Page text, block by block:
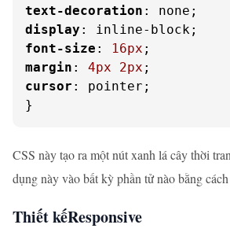
text-decoration
display
font-size : 16px
margin : 4px 2px
cursor : pointer;
}
CSS này tạo ra một nút xanh lá cây thời
dụng này vào bất kỳ phần tử nào bằng
Thiết kếResponsive